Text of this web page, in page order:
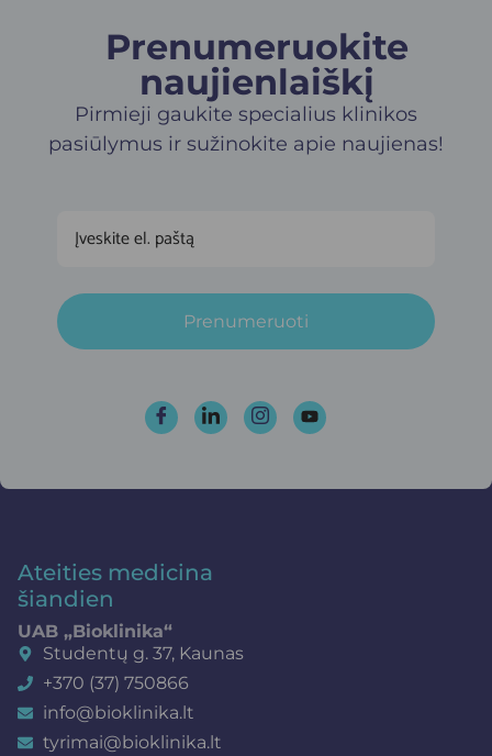
Prenumeruokite
naujienlaiškį​
Pirmieji gaukite specialius klinikos
pasiūlymus ir sužinokite apie naujienas!
Prenumeruoti
Ateities medicina
šiandien
UAB „Bioklinika“
Studentų g. 37, Kaunas
+370 (37) 750866
info@bioklinika.lt
tyrimai@bioklinika.lt